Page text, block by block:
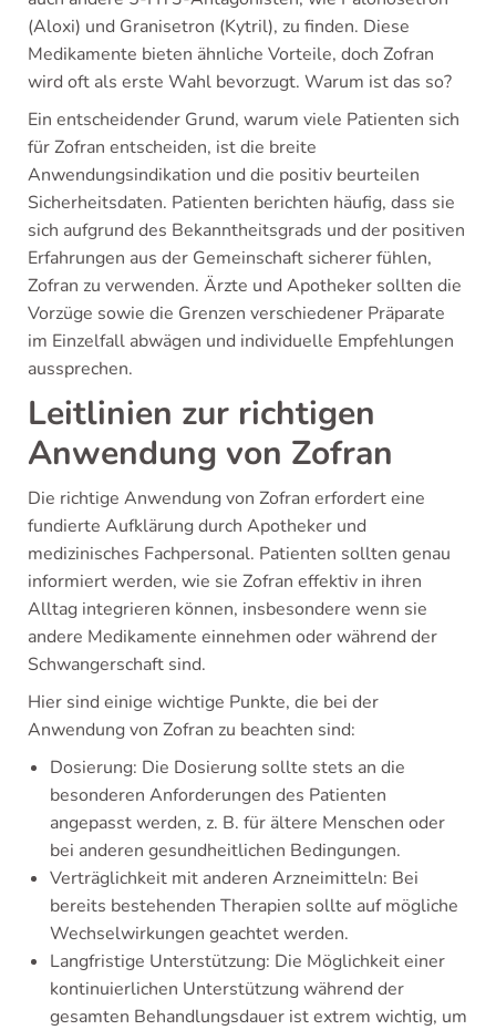
(Aloxi) und Granisetron (Kytril), zu finden. Diese
Medikamente bieten ähnliche Vorteile, doch Zofran
wird oft als erste Wahl bevorzugt. Warum ist das so?
Ein entscheidender Grund, warum viele Patienten sich
für Zofran entscheiden, ist die breite
Anwendungsindikation und die positiv beurteilen
Sicherheitsdaten. Patienten berichten häufig, dass sie
sich aufgrund des Bekanntheitsgrads und der positiven
Erfahrungen aus der Gemeinschaft sicherer fühlen,
Zofran zu verwenden. Ärzte und Apotheker sollten die
Vorzüge sowie die Grenzen verschiedener Präparate
im Einzelfall abwägen und individuelle Empfehlungen
aussprechen.
Leitlinien zur richtigen
Anwendung von Zofran
Die richtige Anwendung von Zofran erfordert eine
fundierte Aufklärung durch Apotheker und
medizinisches Fachpersonal. Patienten sollten genau
informiert werden, wie sie Zofran effektiv in ihren
Alltag integrieren können, insbesondere wenn sie
andere Medikamente einnehmen oder während der
Schwangerschaft sind.
Hier sind einige wichtige Punkte, die bei der
Anwendung von Zofran zu beachten sind:
Dosierung: Die Dosierung sollte stets an die
besonderen Anforderungen des Patienten
angepasst werden, z. B. für ältere Menschen oder
bei anderen gesundheitlichen Bedingungen.
Verträglichkeit mit anderen Arzneimitteln: Bei
bereits bestehenden Therapien sollte auf mögliche
Wechselwirkungen geachtet werden.
Langfristige Unterstützung: Die Möglichkeit einer
kontinuierlichen Unterstützung während der
gesamten Behandlungsdauer ist extrem wichtig, um